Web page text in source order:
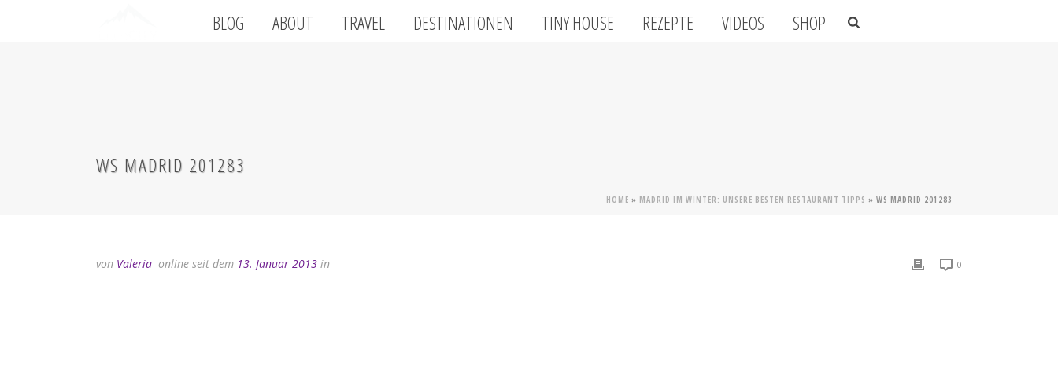
BLOG ABOUT TRAVEL DESTINATIONEN TINY HOUSE REZEPTE VIDEOS SHOP
WS MADRID 201283
HOME » MADRID IM WINTER: UNSERE BESTEN RESTAURANT TIPPS » WS MADRID 201283
von Valeria online seit dem 13. Januar 2013 in 0